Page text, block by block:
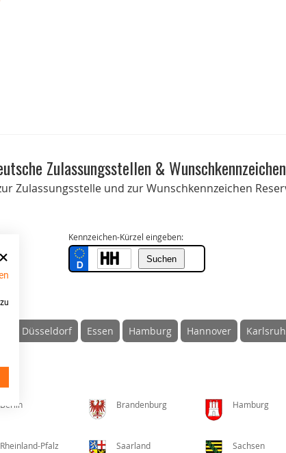
Zulassungsstellen & Wunschkennzeichen
Zulassungsstelle und zur Wunschkennzeichen
Kennzeichen-Kürzel eingeben:
Düsseldorf Essen Hamburg Hannover
Berlin Brandenburg Hamburg
Rheinland-Pfalz Saarland Sachsen